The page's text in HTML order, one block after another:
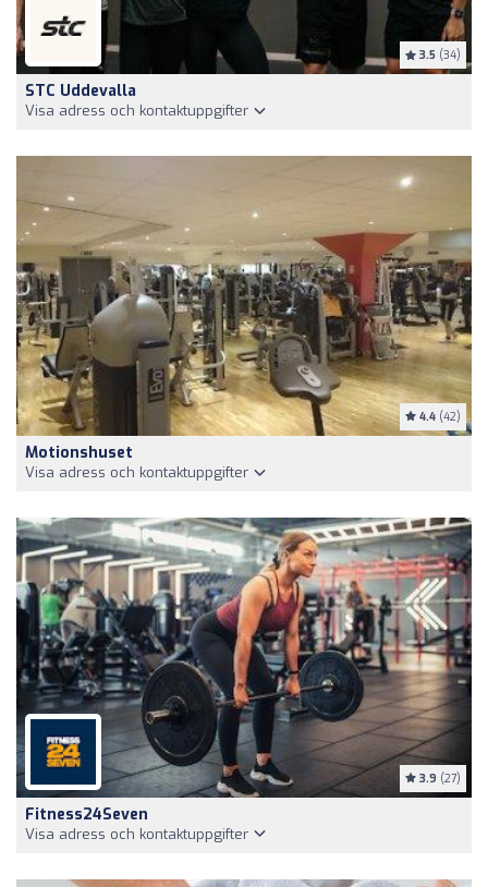
3.5 (34)
STC Uddevalla
Visa adress och kontaktuppgifter
4.4 (42)
Motionshuset
Visa adress och kontaktuppgifter
3.9 (27)
Fitness24Seven
Visa adress och kontaktuppgifter